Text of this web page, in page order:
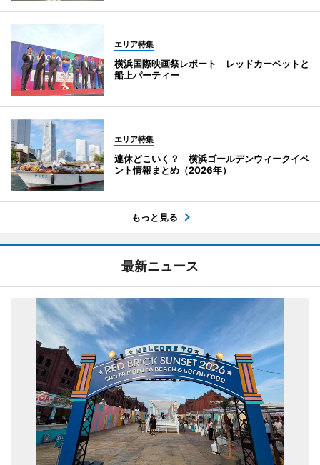
エリア特集
横浜国際映画祭レポート レッドカーペットと
船上パーティー
エリア特集
連休どこいく？ 横浜ゴールデンウィークイベ
ント情報まとめ（2026年）
もっと見る
最新ニュース